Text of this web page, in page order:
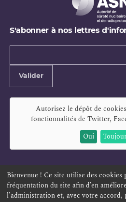
S'abonner à nos lettres
Types de
Valider
Autorisez le dépôt de
fonctionnalités de Twitter,
Oui
ESPACE PERSONNEL OFFRES
TÉLÉSERVICES PLAN DU
Bienvenue ! Ce site utilise des
fréquentation du site afin d’en
l’administration et, avec votre